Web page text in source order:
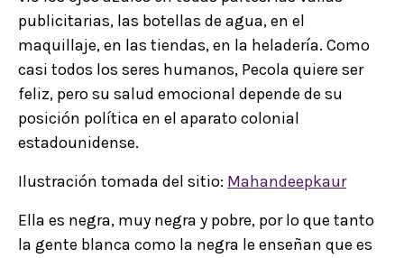
publicitarias, las botellas de agua, en el
maquillaje, en las tiendas, en la heladería. Como
casi todos los seres humanos, Pecola quiere ser
feliz, pero su salud emocional depende de su
posición política en el aparato colonial
estadounidense.
Ilustración tomada del sitio: Mahandeepkaur
Ella es negra, muy negra y pobre, por lo que tanto
la gente blanca como la negra le enseñan que es